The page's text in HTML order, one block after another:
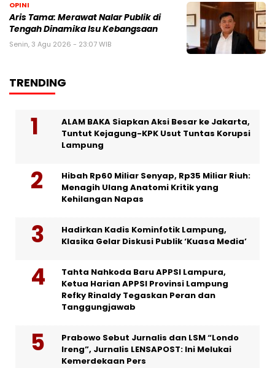
OPINI
Aris Tama: Merawat Nalar Publik di
Tengah Dinamika Isu Kebangsaan
Senin, 3 Agu 2026 - 23:07 WIB
TRENDING
ALAM BAKA Siapkan Aksi Besar ke Jakarta,
Tuntut Kejagung-KPK Usut Tuntas Korupsi
Lampung
Hibah Rp60 Miliar Senyap, Rp35 Miliar Riuh:
Menagih Ulang Anatomi Kritik yang
Kehilangan Napas
Hadirkan Kadis Kominfotik Lampung,
Klasika Gelar Diskusi Publik ‘Kuasa Media’
Tahta Nahkoda Baru APPSI Lampura,
Ketua Harian APPSI Provinsi Lampung
Refky Rinaldy Tegaskan Peran dan
Tanggungjawab
Prabowo Sebut Jurnalis dan LSM “Londo
Ireng”, Jurnalis LENSAPOST: Ini Melukai
Kemerdekaan Pers